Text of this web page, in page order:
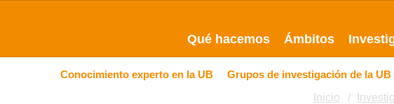
Qué hacemos Ámbitos
Conocimiento experto en la UB Grupos de investigación de la UB
Inicio